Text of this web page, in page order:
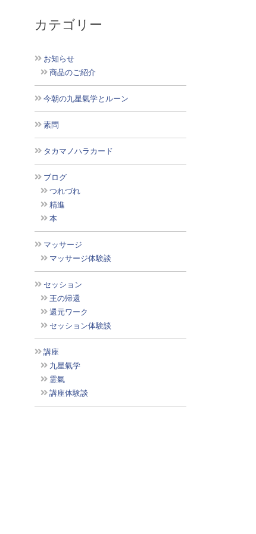
カテゴリー
お知らせ
商品のご紹介
今朝の九星氣学とルーン
素問
タカマノハラカード
ブログ
つれづれ
精進
本
マッサージ
マッサージ体験談
セッション
王の帰還
還元ワーク
セッション体験談
講座
九星氣学
霊氣
講座体験談